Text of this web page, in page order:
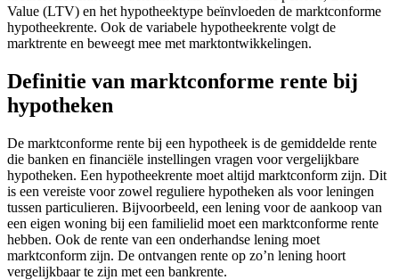
Value (LTV) en het hypotheektype beïnvloeden de marktconforme
hypotheekrente. Ook de variabele hypotheekrente volgt de
marktrente en beweegt mee met marktontwikkelingen.
Definitie van marktconforme rente bij
hypotheken
De marktconforme rente bij een hypotheek is de gemiddelde rente
die banken en financiële instellingen vragen voor vergelijkbare
hypotheken. Een hypotheekrente moet altijd marktconform zijn. Dit
is een vereiste voor zowel reguliere hypotheken als voor leningen
tussen particulieren. Bijvoorbeeld, een lening voor de aankoop van
een eigen woning bij een familielid moet een marktconforme rente
hebben. Ook de rente van een onderhandse lening moet
marktconform zijn. De ontvangen rente op zo’n lening hoort
vergelijkbaar te zijn met een bankrente.